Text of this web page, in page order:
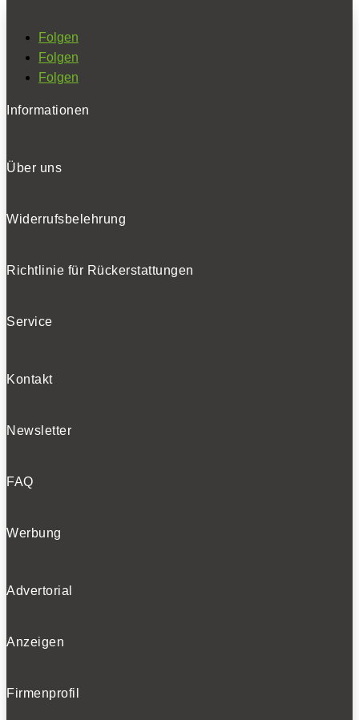
Folgen
Folgen
Folgen
Informationen
Über uns
Widerrufsbelehrung
Richtlinie für Rückerstattungen
Service
Kontakt
Newsletter
FAQ
Werbung
Advertorial
Anzeigen
Firmenprofil